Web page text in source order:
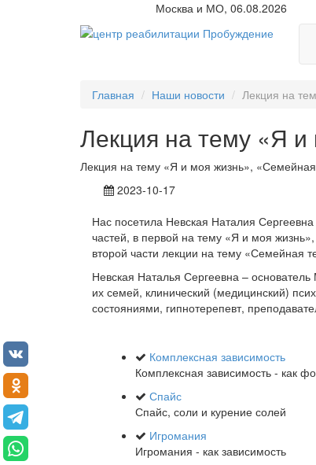
Москва и МО, 06.08.2026
Главная Наши новости Лекция на
Лекция на тему «Я
Лекция на тему «Я и моя жизнь», «Семейная
2023-10-17
Нас посетила Невская Наталия
частей, в первой на тему «Я и моя
второй части лекции на тему «Семейная
Невская Наталья Сергеевна –
их семей, клинический (медицинский)
состояниями, гипнотерепевт,
Комплексная зависимость
Комплексная зависимость - как
Спайс
Спайс, соли и курение солей
Игромания
Игромания - как зависимость